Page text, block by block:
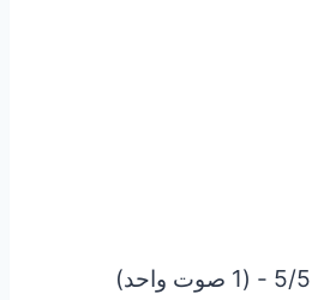
5/5 - (1 صوت واحد)